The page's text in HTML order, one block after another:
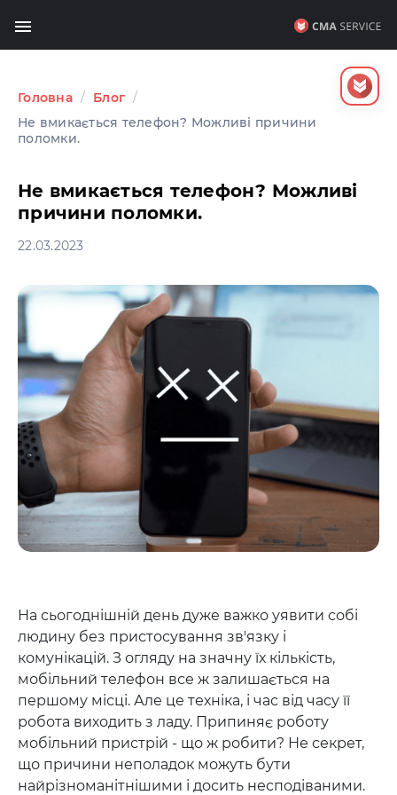
Головна / Блог /
Не вмикається телефон? Можливі причини
поломки.
Не вмикається телефон? Можливі
причини поломки.
22.03.2023
На сьогоднішній день дуже важко уявити собі
людину без пристосування зв'язку і
комунікацій. З огляду на значну їх кількість,
мобільний телефон все ж залишається на
першому місці. Але це техніка, і час від часу її
робота виходить з ладу. Припиняє роботу
мобільний пристрій - що ж робити? Не секрет,
що причини неполадок можуть бути
найрізноманітнішими і досить несподіваними.